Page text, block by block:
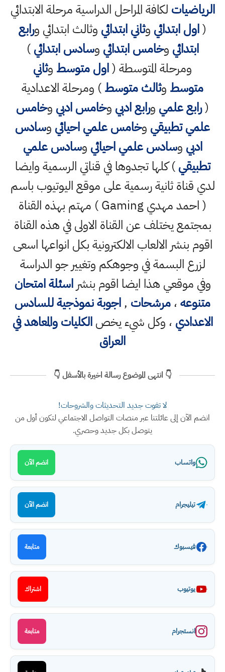
الرياضيات لكافة المراحل الدراسية مرحلة الابتدائي
(اول ابتدائي وثاني ابتدائي وثالث ابتدائي ورابع
ابتدائي وخامس ابتدائي وسادس ابتدائي)
ومرحلة المتوسطة (اول متوسط وثاني
متوسط وثالث متوسط) ومرحلة الاعدادية
(رابع علمي ورابع ادبي وخامس ادبي وخامس
علمي تطبيقي وخامس علمي احيائي وسادس
ادبي وسادس علمي احيائي وسادس علمي
تطبيقي) كلها تجدوها في قناتي الرسمية وايضا
لدي قناة ثانية رسمية على موقع اليوتيوب باسم
( احمد مهدي Gaming ) مهتم بهذه القناة
بمجتمع يختلف عن القناة الاولى في هذه القناة
اقوم بنشر الالعاب الالكترونية بكل انواعها اسعى
لزرع البسمة في وجوهكم وتغيير جو الدراسة
وفي موقعي هذا ايضا اقوم بنشراسئلة امتحان
متنوعه،مرشحات ,اجوبة نموذجية للسادس
الاعدادي ، وكل شيء يخصالكليات والمعاهد في
العراق
👇 انتهى الموضوع رسالة اخيرة بالأسفل 👇
لا تفوت جديد التحديثات والشروحات!
انضم الآن إلى عائلتنا عبر منصات التواصل الاجتماعي لتكون أول من
يتوصل بكل جديد وحصري.
واتساب انضم الآن
تيليجرام انضم الآن
فيسبوك متابعة
يوتيوب اشتراك
انستجرام متابعة